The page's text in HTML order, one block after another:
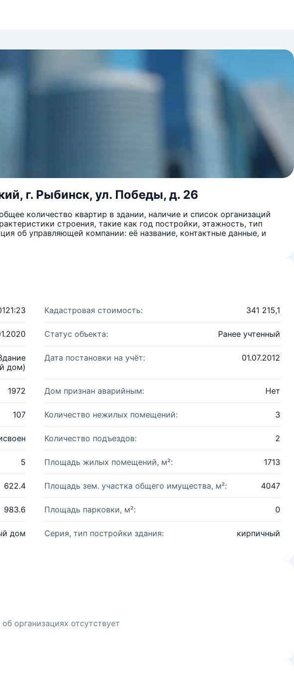
г. Рыбинск, ул. Победы, д. 26
количество квартир в здании, наличие и список организаций
строения, такие как год постройки, этажность, тип
об управляющей компании: её название, контактные данные, и
Кадастровая стоимость: 341 215,1
Статус объекта: Ранее учтенный
дом)
Дата постановки на учёт: 01.07.2012
1972 Дом признан аварийным: Нет
107 Количество нежилых помещений: 3
Количество подъездов: 2
5 Площадь жилых помещений, м²: 1713
622.4 Площадь зем. участка общего имущества, м²: 4047
983.6 Площадь парковки, м²: 0
дом Серия, тип постройки здания: кирпичный
организациях отсутствует